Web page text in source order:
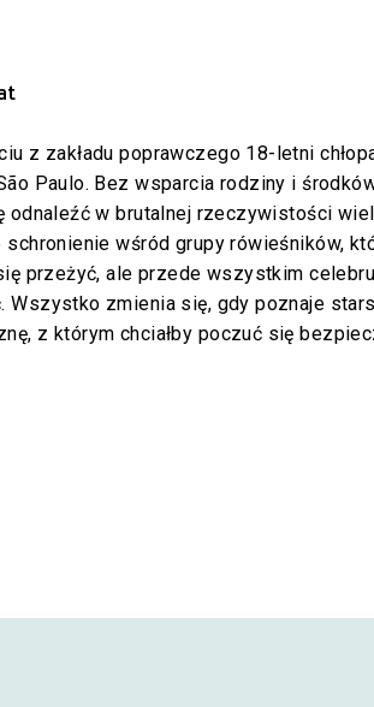
z zakładu poprawczego 18-letni
Paulo. Bez wsparcia rodziny i
odnaleźć w brutalnej rzeczywistości
schronienie wśród grupy rówieśników,
przeżyć, ale przede wszystkim
Wszystko zmienia się, gdy poznaje
z którym chciałby poczuć się